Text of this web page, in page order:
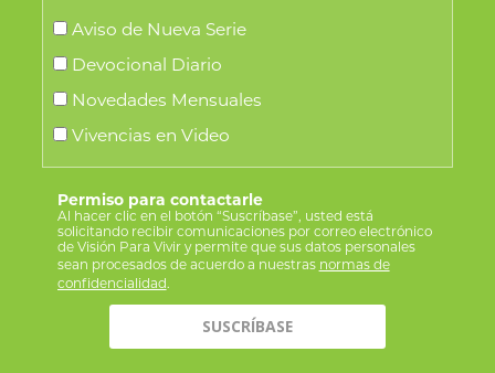
Aviso de Nueva Serie
Devocional Diario
Novedades Mensuales
Vivencias en Video
Permiso para contactarle
Al hacer clic en el botón “Suscríbase”, usted está
solicitando recibir comunicaciones por correo electrónico
de Visión Para Vivir y permite que sus datos personales
sean procesados de acuerdo a nuestras normas de
confidencialidad.